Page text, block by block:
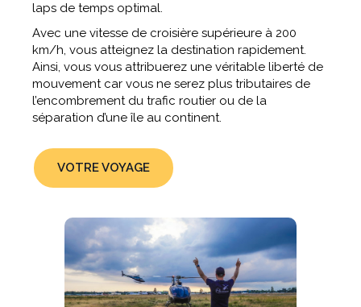
laps de temps optimal.
Avec une vitesse de croisière supérieure à 200
km/h, vous atteignez la destination rapidement.
Ainsi, vous vous attribuerez une véritable liberté de
mouvement car vous ne serez plus tributaires de
l’encombrement du trafic routier ou de la
séparation d’une île au continent.
VOTRE VOYAGE